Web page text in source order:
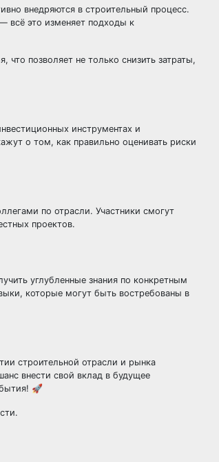
внедряются в строительный процесс.
всё это изменяет подходы к
, что позволяет не только снизить затраты,
инструментах и
о том, как правильно оценивать риски
по отрасли. Участники смогут
проектов.
углубленные знания по конкретным
которые могут быть востребованы в
строительной отрасли и рынка
внести свой вклад в будущее
🚀